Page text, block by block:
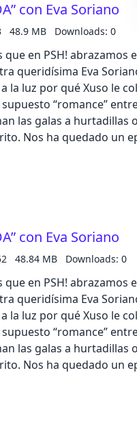
los lanzamientos
vente arriba por muy
al bote que
con Eva Soriano
48.9 MB Downloads: 0
en PSH! abrazamos
queridísima Eva
la luz por qué Xuso le
“romance”
las galas a hurtadillas
Nos ha quedado un
banco. No te pierdas
VEA” en la que
de tus compras
100€ cada
de nuestras redes
con Eva Soriano
48.84 MB Downloads: 0
en PSH! abrazamos
queridísima Eva
la luz por qué Xuso le
“romance”
las galas a hurtadillas
Nos ha quedado un
banco. No te pierdas
VEA” en la que
de tus compras